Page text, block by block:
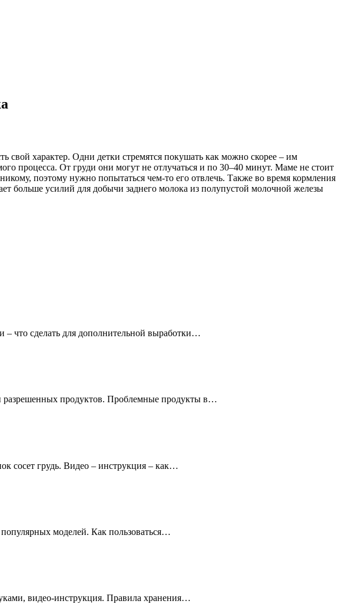
свой характер. Одни детки стремятся покушать как можно скорее – им
процесса. От груди они могут не отлучаться и по 30–40 минут. Маме не стоит
поэтому нужно попытаться чем-то его отвлечь. Также во время кормления
больше усилий для добычи заднего молока из полупустой молочной железы
что сделать для дополнительной выработки…
продуктов. Проблемные продукты в…
сосет грудь. Видео – инструкция – как…
моделей. Как пользоваться…
видео-инструкция. Правила хранения…